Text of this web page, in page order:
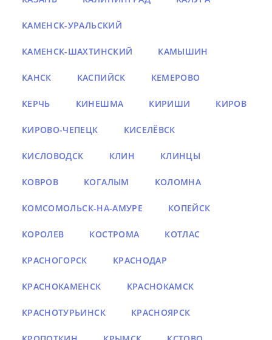
КАМЕНСК-УРАЛЬСКИЙ
КАМЕНСК-ШАХТИНСКИЙ КАМЫШИН
КАНСК КАСПИЙСК КЕМЕРОВО
КЕРЧЬ КИНЕШМА КИРИШИ КИРОВ
КИРОВО-ЧЕПЕЦК КИСЕЛЁВСК
КИСЛОВОДСК КЛИН КЛИНЦЫ
КОВРОВ КОГАЛЫМ КОЛОМНА
КОМСОМОЛЬСК-НА-АМУРЕ КОПЕЙСК
КОРОЛЕВ КОСТРОМА КОТЛАС
КРАСНОГОРСК КРАСНОДАР
КРАСНОКАМЕНСК КРАСНОКАМСК
КРАСНОТУРЬИНСК КРАСНОЯРСК